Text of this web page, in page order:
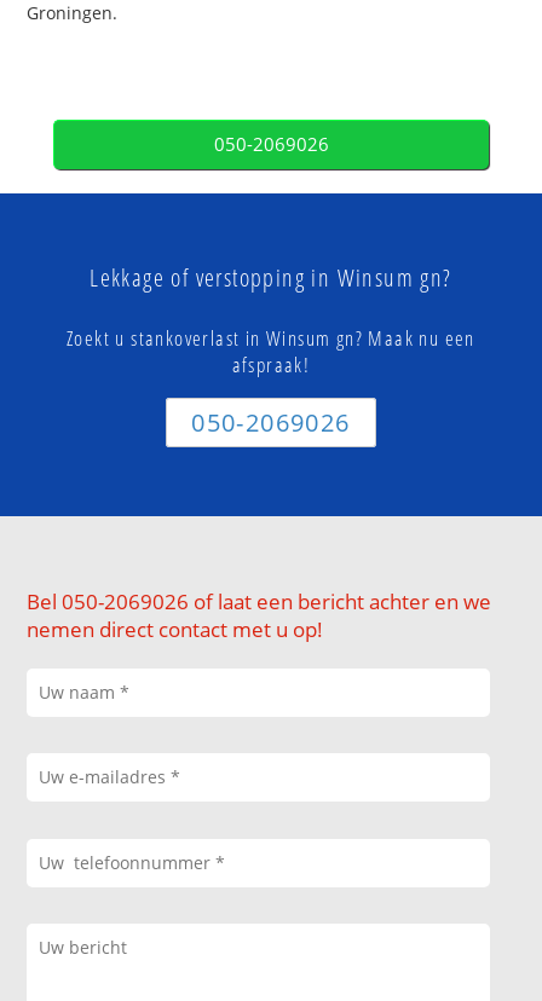
Groningen.
050-2069026
Lekkage of verstopping in Winsum gn?
Zoekt u stankoverlast in Winsum gn? Maak nu een
afspraak!
050-2069026
Bel 050-2069026 of laat een bericht achter en we
nemen direct contact met u op!